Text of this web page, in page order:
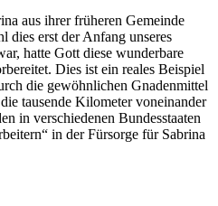
aus ihrer früheren Gemeinde
dies erst der Anfang unseres
hatte Gott diese wunderbare
Dies ist ein reales Beispiel
die gewöhnlichen Gnadenmittel
tausende Kilometer voneinander
in verschiedenen Bundesstaaten
in der Fürsorge für Sabrina